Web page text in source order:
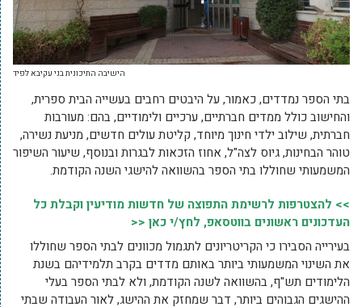
הישיבה התיכונית בני עקיבא לפיד
בתי הספר נמדדים, כאמור, על היבטים רחבים בעשייה הבית ספרית,
והחישוב כולל ממדים חברתיים, ערכיים ולימודיים, בהם: מעורבות
חברתית, שילוב ילדי חינוך מיוחד, קליטת עולים חדשים, מניעת נשירה,
טוהר הבחינות, גיוס לצה"ל, אחוז הזכאות לבגרות ובנוסף, שיעור השיפור
המשמעותי שחוללו בתי הספר בהשוואה להישגי השנה הקודמת.
>> להצטרפות לרשימת התפוצה של חדשות מודיעין וקבלת כל
העדכונים ראשונים בווטסאפ, לחץ/י כאן <<
בעירייה הסבירו כי הקריטריונים לתגמול מכוונים לבתי הספר שחוללו
את השינוי המשמעותי ביותר באותם מדדים בקרב תלמידיהם בשנת
הלימודים תש"ף, בהשוואה לשנה הקודמת, ולא לבתי הספר בעלי
ההישגים הגבוהים ביותר, דבר שמחזק את ההישג, לאור העבודה שבתי